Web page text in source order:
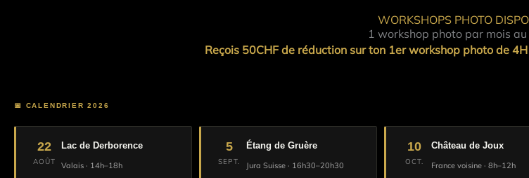
WORKSHOPS PHOTO
1 workshop photo par mois
Reçois 50CHF de réduction sur ton 1er workshop photo de
📅 CALENDRIER 2026
22
AOÛT
Lac de Derborence
Valais · 14h–18h
5
SEPT.
Étang de Gruère
Jura Suisse · 16h30–20h30
10
OCT.
Château de Joux
France voisine · 8h–12h